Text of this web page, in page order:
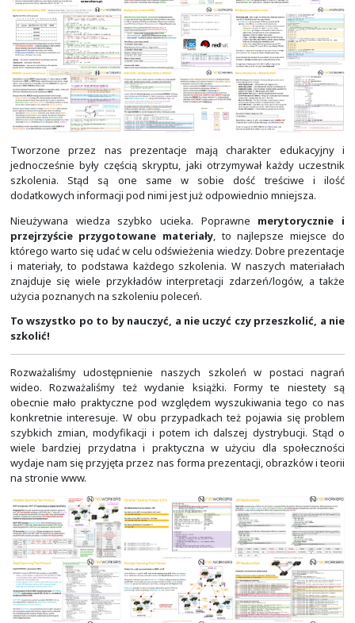
Nasze szkolenia dość szybko kierują
samodzielnego wykonywania zadań. Ich ideą jest
do praktyki, przy minimalnej ilości teorii, jaka jest
wykonania zadań. W ten sposób najłatwiej jest się
nowe technologie. O wiele chętniej poznaje się
potrafimy zrobić i czujemy, że jest to przydatne.
W ten sposób na etapie technikum czy szkoły
zbudować solidny fundament. Na jego podstawie o
jest poszerzać i pogłębiać wiedzę w trakcie
inżynier dodatkowo zaprojektować i rozumieć co jak w
działa. Za to doktor czy profesor na uczelni powinien
jeszcze więcej, o każdej porze dnia czy godzinie.
do kontynuowania nauki i dalszych studiów.
Tworzone przez nas prezentacje mają charakter
jednocześnie były częścią skryptu, jaki otrzymywał
szkolenia. Stąd są one same w sobie dość